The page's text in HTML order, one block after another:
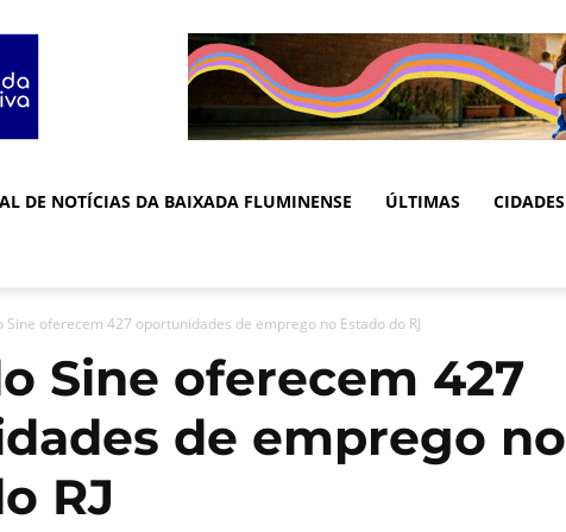
DE NOTÍCIAS DA BAIXADA FLUMINENSE ÚLTIMAS CIDADES
Sine oferecem 427 oportunidades de emprego no Estado do RJ
Sine oferecem 427
de emprego no
RJ